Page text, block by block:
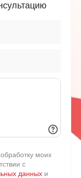
моих
с
данных и